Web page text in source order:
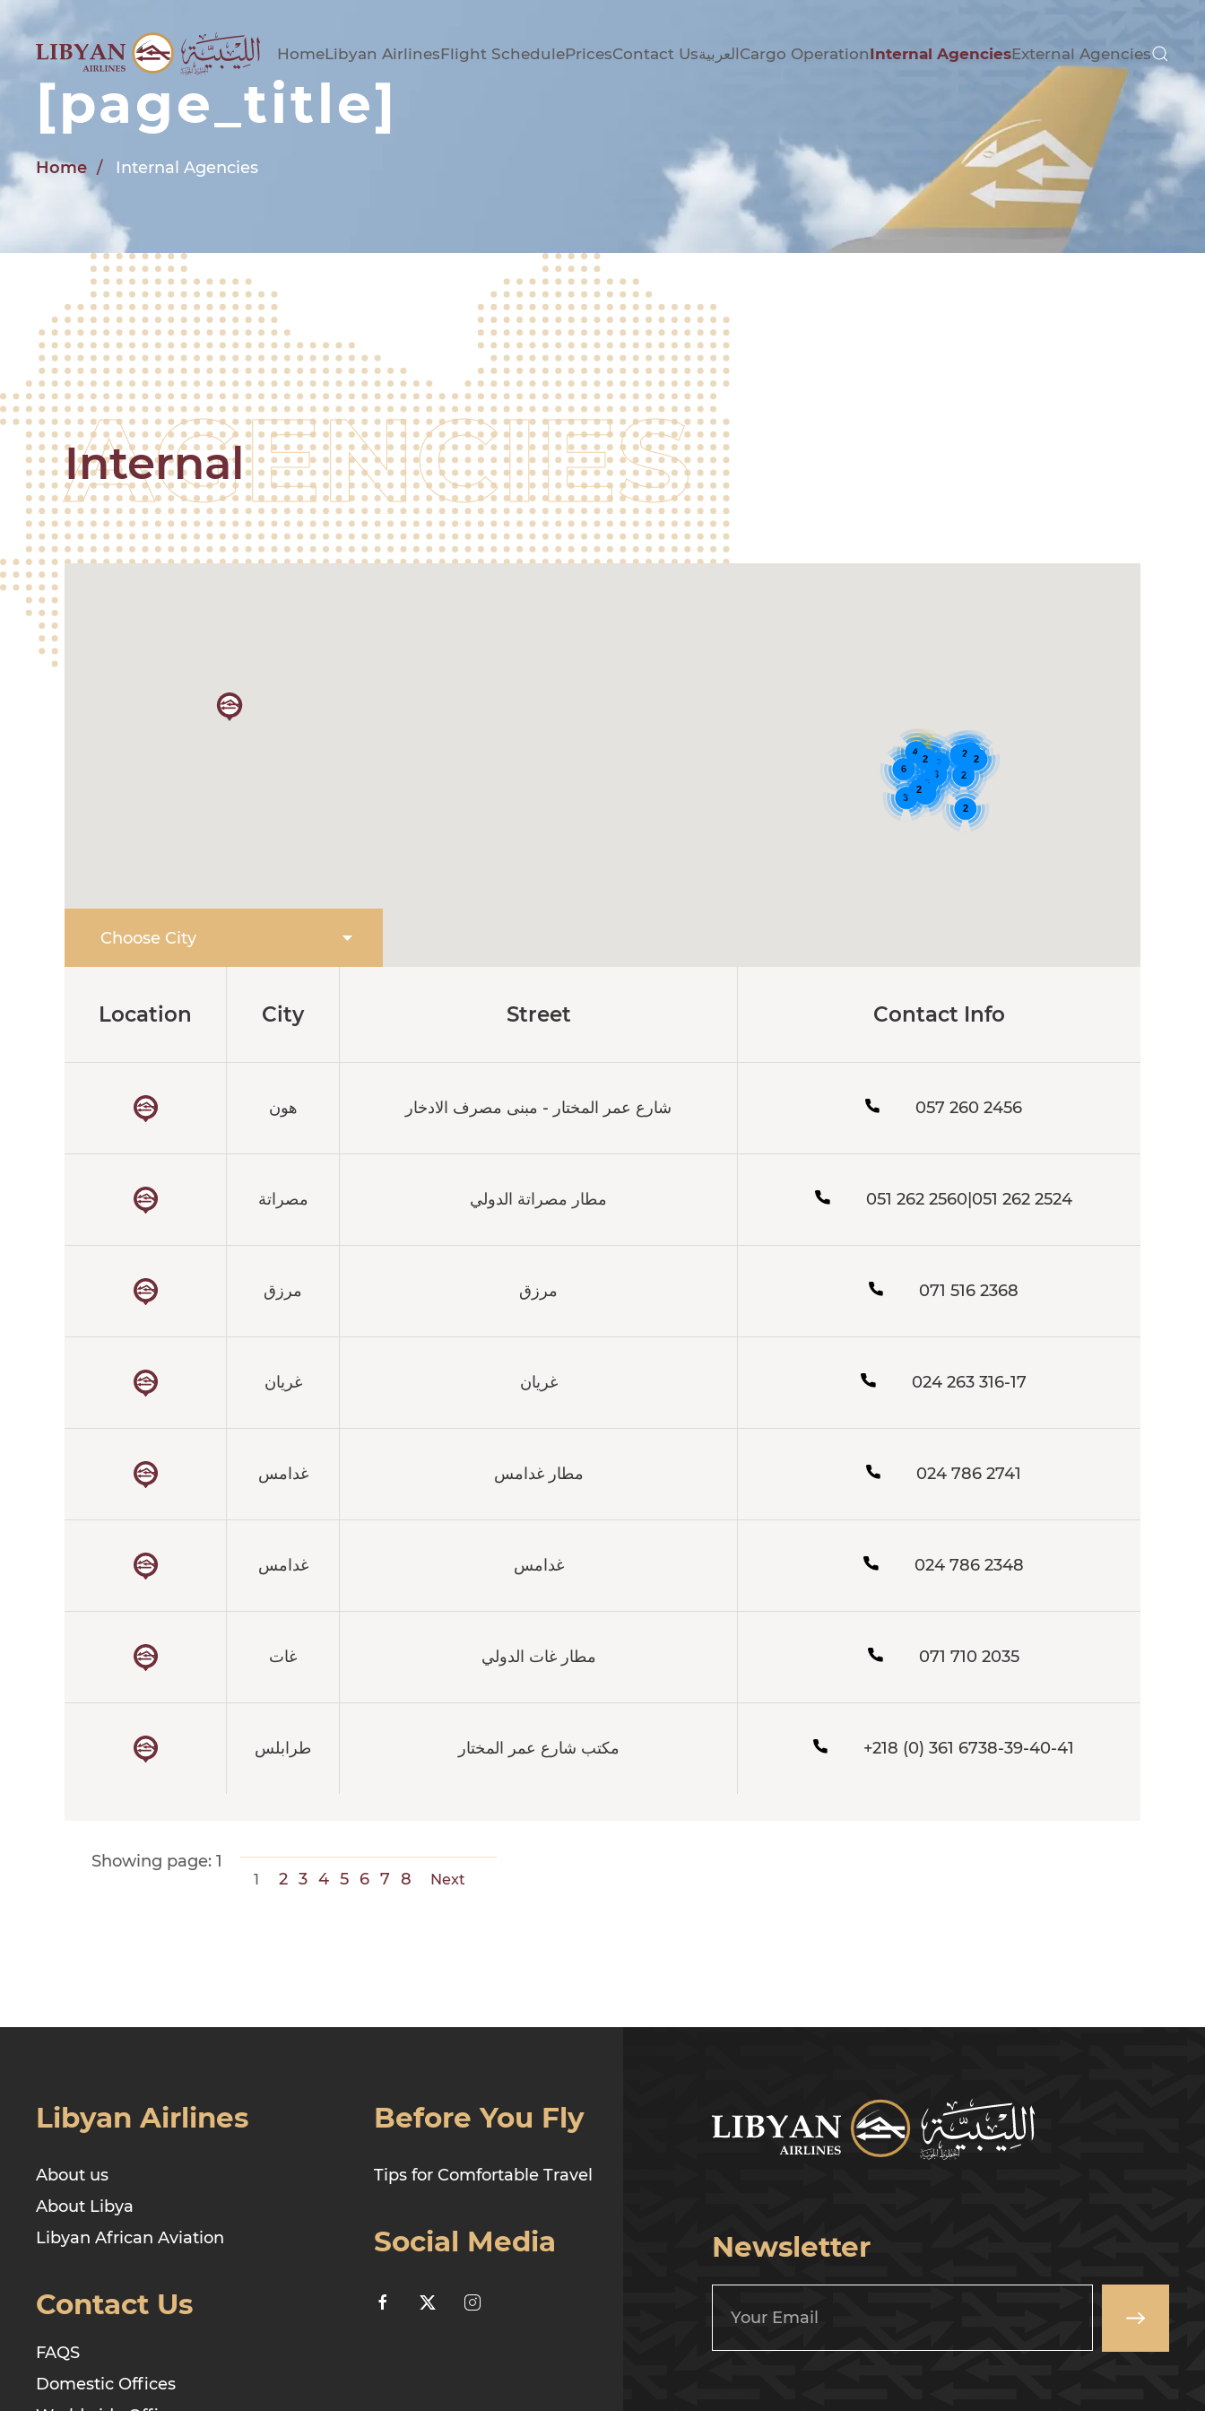
Skip to main content HomeLibyan AirlinesFlight SchedulePricesContact UsالعربيةCargo OperationInternal AgenciesExternal Agencies
[page_title]
Home Internal Agencies
Internal
2
14
2
3
5
6
3
2
2
52
2
4
2 2
Location City Street Contact Info
هون شارع عمر المختار - مبنى مصرف الادخار 057 260 2456
مصراتة مطار مصراتة الدولي 051 262 2560|051 262 2524
مرزق مرزق 071 516 2368
غريان غريان 024 263 316-17
غدامس مطار غدامس 024 786 2741
غدامس غدامس 024 786 2348
غات مطار غات الدولي 071 710 2035
طرابلس مكتب شارع عمر المختار +218 (0) 361 6738-39-40-41
Showing page: 1
1 2 3 4 5 6 7 8 Next
Libyan Airlines
About us
About Libya
Libyan African Aviation
Contact Us
FAQS
Domestic Offices
Before You Fly
Tips for Comfortable Travel
Social Media Newsletter